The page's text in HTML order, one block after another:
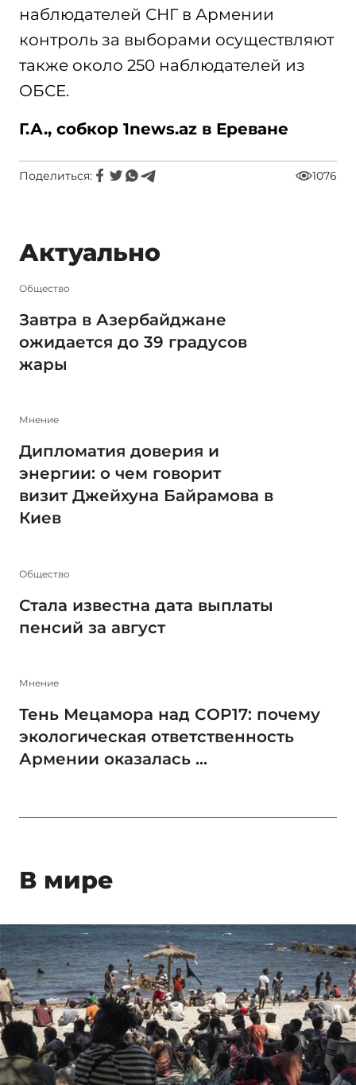
наблюдателей СНГ в Армении
контроль за выборами осуществляют
также около 250 наблюдателей из
ОБСЕ.
Г.А., собкор 1news.az в Ереване
Поделиться: 1076
Актуально
Общество
Завтра в Азербайджане
ожидается до 39 градусов
жары
Мнение
Дипломатия доверия и
энергии: о чем говорит
визит Джейхуна Байрамова в
Киев
Общество
Стала известна дата выплаты
пенсий за август
Мнение
Тень Мецамора над COP17: почему
экологическая ответственность
Армении оказалась ...
В мире